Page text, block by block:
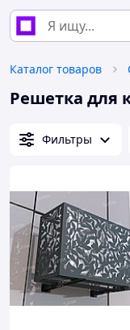
Каталог товаров
Решетка для
Фильтры